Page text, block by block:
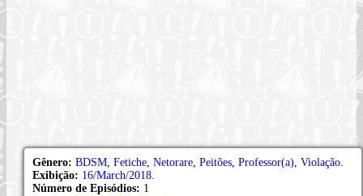
Gênero: BDSM Fetiche Netorare Peitões Professor(a) Violação
Exibição: 16/March/2018
Número de Episódios: 1